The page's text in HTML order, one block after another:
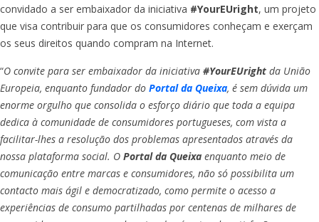
convidado a ser embaixador da iniciativa #YourEUright, um projeto
que visa contribuir para que os consumidores conheçam e exerçam
os seus direitos quando compram na Internet.
“O convite para ser embaixador da iniciativa #YourEUright da União
Europeia, enquanto fundador do Portal da Queixa, é sem dúvida um
enorme orgulho que consolida o esforço diário que toda a equipa
dedica à comunidade de consumidores portugueses, com vista a
facilitar-lhes a resolução dos problemas apresentados através da
nossa plataforma social. O Portal da Queixa enquanto meio de
comunicação entre marcas e consumidores, não só possibilita um
contacto mais ágil e democratizado, como permite o acesso a
experiências de consumo partilhadas por centenas de milhares de